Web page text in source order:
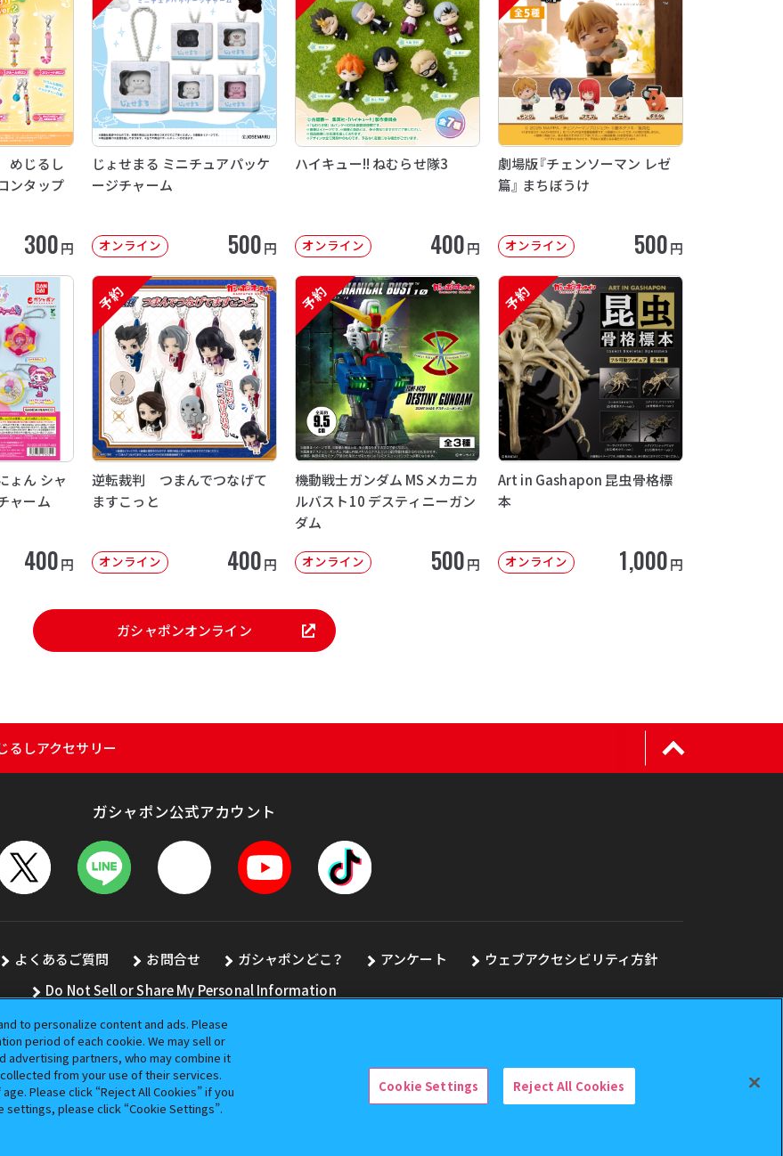
めじるし
ンタップ
300円
じょせまる ミニチュアパッケ
ージチャーム
オンライン 500円
ハイキュー!! ねむらせ隊3
オンライン 400円
劇場版『チェンソーマン レゼ
篇』 まちぼうけ
オンライン 500円
ょん シャ
ャーム
400円
予約
逆転裁判 つまんでつなげて
ますこっと
オンライン 400円
予約
機動戦士ガンダム MSメカニカ
ルバスト10 デスティニーガン
ダム
オンライン 500円
予約
Art in Gashapon 昆虫骨格標
本
オンライン 1,000円
ガシャポンオンライン
るしアクセサリー
ガシャポン公式アカウント
よくあるご質問 お問合せ ガシャポンどこ？ アンケート
ウェブアクセシビリティ方針
Do Not Sell or Share My Personal Information
画像、文章、データの無断転用、転載をお断りします。
イの登録商標です。
to personalize content and ads. Please
period of each cookie. We may sell or
advertising partners, who may combine it
from your use of their services.
Please click “Reject All Cookies” if you
please click “Cookie Settings”.
Cookie Settings Reject All Cookies